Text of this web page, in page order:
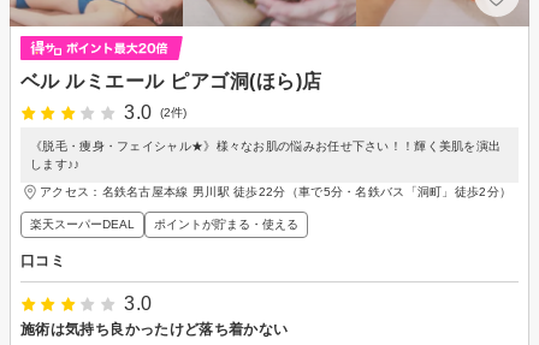
ベル ルミエール ピアゴ洞(ほら)店
3.0
(2件)
《脱毛・痩身・フェイシャル★》様々なお肌の悩みお任せ下さい！！輝く美肌を演出
します♪♪
アクセス：名鉄名古屋本線 男川駅 徒歩22分（車で5分・名鉄バス「洞町」徒歩2分）
楽天スーパーDEAL ポイントが貯まる・使える
口コミ
3.0
施術は気持ち良かったけど落ち着かない